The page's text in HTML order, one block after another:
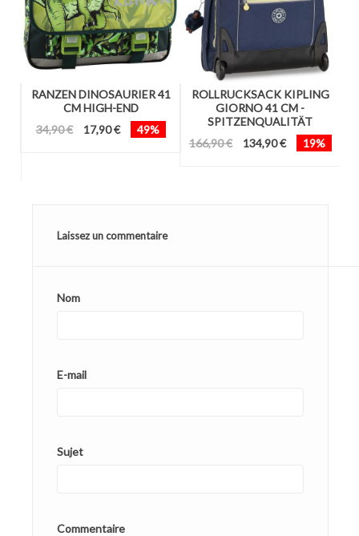
RANZEN DINOSAURIER 41
CM HIGH-END
34,90 €
17,90 € 49%
ROLLRUCKSACK KIPLING
GIORNO 41 CM -
SPITZENQUALITÄT
166,90 €
134,90 € 19%
Laissez un commentaire
Nom
E-mail
Sujet
Commentaire